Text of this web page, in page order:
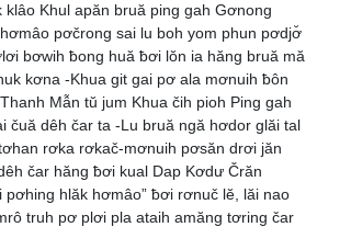
klâo Khul apăn bruă ping gah Gơnong
pơčrong sai lu boh yom phun pơdjơ̆
bơwih ƀong huă ƀơi lŏn ia hăng bruă mă
kơna -Khua git gai pơ ala mơnuih ƀôn
Mẫn tŭ jum Khua čih pioh Ping gah
čuă dêh čar ta -Lu bruă ngă hơdor glăi tal
rơka rơkač-mơnuih pơsăn drơi jăn
čar hăng ƀơi kual Dap Kơdư Črăn
pơhing hlăk hơmâo” ƀơi rơnuč lĕ, lăi nao
truh pơ plơi pla ataih amăng tơring čar